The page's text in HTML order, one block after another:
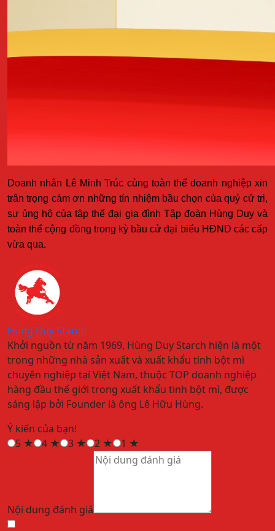
Doanh nhân Lê Minh Trúc cùng toàn thể doanh nghiệp xin
trân trọng cảm ơn những tín nhiệm bầu chọn của quý cử tri,
sự ủng hộ của tập thể đại gia đình Tập đoàn Hùng Duy và
toàn thể cộng đồng trong kỳ bầu cử đại biểu HĐND các cấp
vừa qua.
Hùng Duy Starch
Khởi nguồn từ năm 1969, Hùng Duy Starch hiện là một
trong những nhà sản xuất và xuất khẩu tinh bột mì
chuyên nghiệp tại Việt Nam, thuộc TOP doanh nghiệp
hàng đầu thế giới trong xuất khẩu tinh bột mì, được
sáng lập bởi Founder là ông Lê Hữu Hùng.
Ý kiến của bạn!
5 ★ 4 ★ 3 ★ 2 ★ 1 ★
Nội dung đánh giá